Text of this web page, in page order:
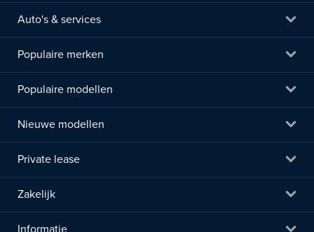
Auto's & services
Populaire merken
Populaire modellen
Nieuwe modellen
Private lease
Zakelijk